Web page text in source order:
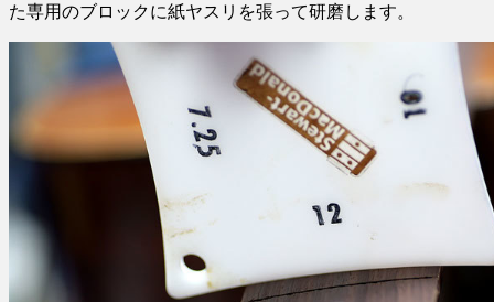
た専用のブロックに紙ヤスリを張って研磨します。